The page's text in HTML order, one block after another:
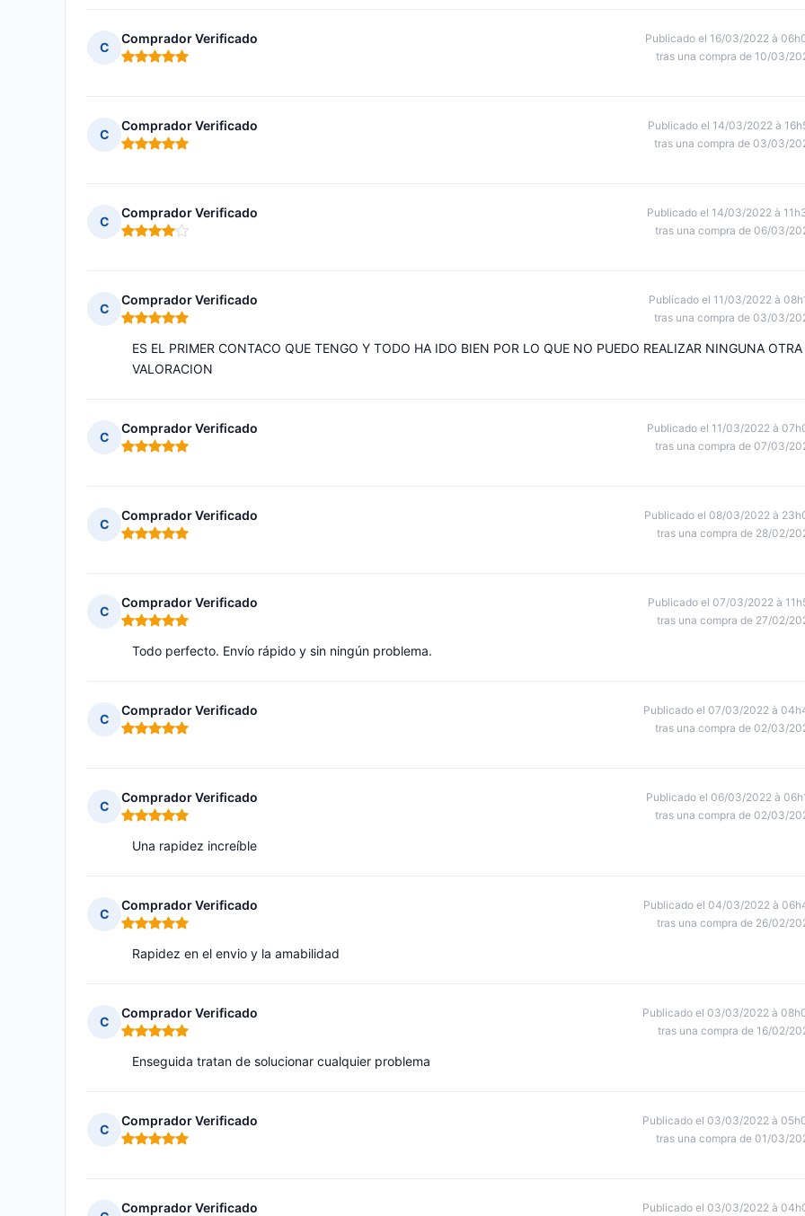
C
Comprador Verificado
Nota: 5 de 5
Publicado el 16/03/2022 à
tras una compra de 10/03/
C
Comprador Verificado
Nota: 5 de 5
Publicado el 14/03/2022 à
tras una compra de 03/03/
C
Comprador Verificado
Nota: 4 de 5
Publicado el 14/03/2022 à
tras una compra de 06/03/
C
Comprador Verificado
Nota: 5 de 5
Publicado el 11/03/2022 à
tras una compra de 03/03/
ES EL PRIMER CONTACO QUE TENGO Y TODO HA IDO BIEN POR LO QUE NO PUEDO REALIZAR NINGUNA OTRA
VALORACION
C
Comprador Verificado
Nota: 5 de 5
Publicado el 11/03/2022 à
tras una compra de 07/03/
C
Comprador Verificado
Nota: 5 de 5
Publicado el 08/03/2022 à
tras una compra de 28/02/
C
Comprador Verificado
Nota: 5 de 5
Publicado el 07/03/2022 à
tras una compra de 27/02/
Todo perfecto. Envío rápido y sin ningún problema.
C
Comprador Verificado
Nota: 5 de 5
Publicado el 07/03/2022 à
tras una compra de 02/03/
C
Comprador Verificado
Nota: 5 de 5
Publicado el 06/03/2022 à
tras una compra de 02/03/
Una rapidez increíble
C
Comprador Verificado
Nota: 5 de 5
Publicado el 04/03/2022 à
tras una compra de 26/02/
Rapidez en el envio y la amabilidad
C
Comprador Verificado
Nota: 5 de 5
Publicado el 03/03/2022 à
tras una compra de 16/02/
Enseguida tratan de solucionar cualquier problema
C
Comprador Verificado
Nota: 5 de 5
Publicado el 03/03/2022 à
tras una compra de 01/03/
Comprador Verificado Publicado el 03/03/2022 à